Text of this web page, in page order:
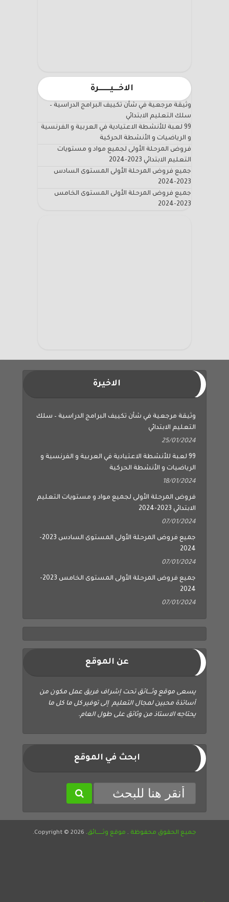
الاخـــيـــــــرة
وثيقة مرجعية في شأن تكييف البرامج الدراسية –
سلك التعليم الابتدائي
99 لعبة للأنشطة الاعتيادية في العربية و الفرنسية
و الرياضيات و الأنشطة الحركية
فروض المرحلة الأولى لجميع مواد و مستويات
التعليم الابتدائي 2023-2024
جميع فروض المرحلة الأولى المستوى السادس
2023-2024
جميع فروض المرحلة الأولى المستوى الخامس
2023-2024
الاخيرة
وثيقة مرجعية في شأن تكييف البرامج الدراسية – سلك
التعليم الابتدائي
25/01/2024
99 لعبة للأنشطة الاعتيادية في العربية و الفرنسية و
الرياضيات و الأنشطة الحركية
18/01/2024
فروض المرحلة الأولى لجميع مواد و مستويات التعليم
الابتدائي 2023-2024
07/01/2024
جميع فروض المرحلة الأولى المستوى السادس 2023-
2024
07/01/2024
جميع فروض المرحلة الأولى المستوى الخامس 2023-
2024
07/01/2024
عن الموقع
يسعى موقع وثــــائق تحت إشراف فريق عمل مكون من
أساتذة محبين لمجال التعليم إلى توفير كل ما كل ما
يحتاجه الاستاذ من وثائق على طول العام.
ابحث في الموقع
جميع الحقوق محفوظة . موقع وثــــــائق. Copyright © 2026.